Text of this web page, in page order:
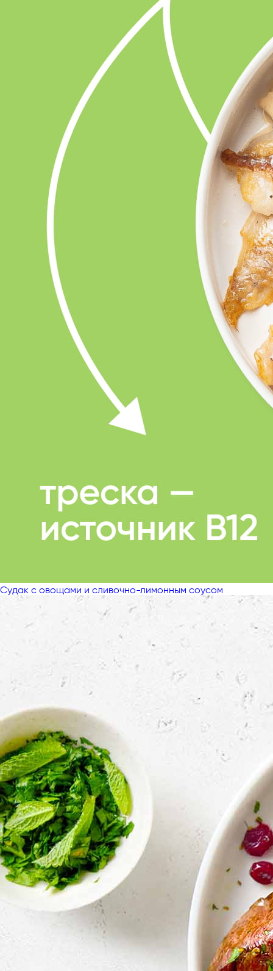
Судак с овощами и сливочно-лимонным соусом